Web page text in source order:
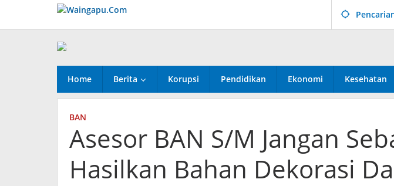
konten
Home Berita Korupsi Pendidikan Ekonomi Kesehatan
BAN
Asesor BAN S/M Jangan
Hasilkan Bahan Dekorasi